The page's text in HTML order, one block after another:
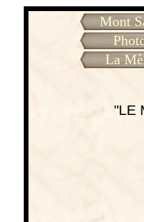
Mont
La
"LE